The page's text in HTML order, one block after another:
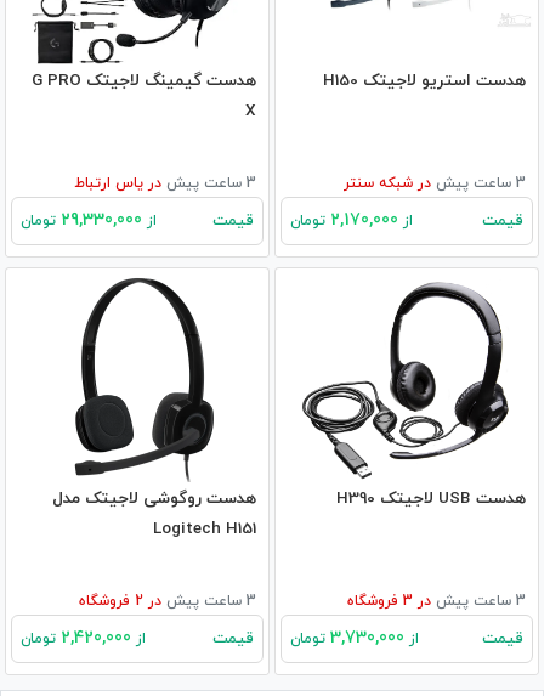
هدست استریو لاجیتک H150
3 ساعت پیش در شبکه سنتر
قیمت از تومان
هدست گیمینگ لاجیتک G PRO
X
3 ساعت پیش در یاس ارتباط
قیمت از تومان
هدست USB لاجیتک H390
3 ساعت پیش در فروشگاه
قیمت از تومان
هدست روگوشی لاجیتک مدل
Logitech H151
3 ساعت پیش در فروشگاه
قیمت از تومان